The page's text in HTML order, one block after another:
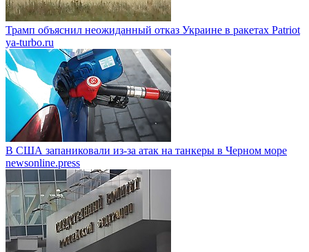
Трамп объяснил неожиданный отказ Украине в ракетах Patriot
ya-turbo.ru
В США запаниковали из-за атак на танкеры в Черном море
newsonline.press